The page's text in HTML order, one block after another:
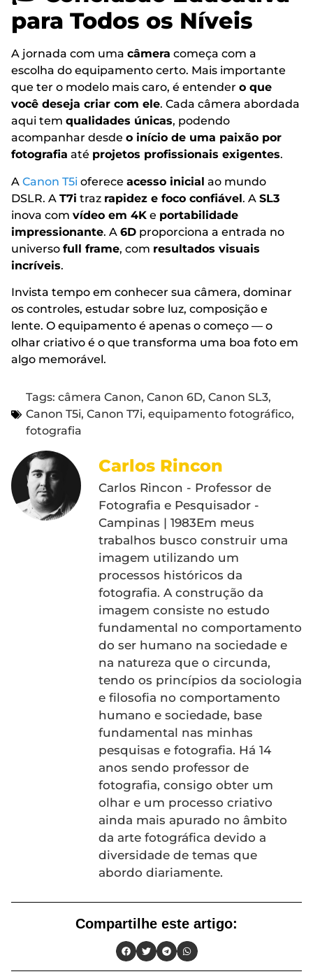
para Todos os Níveis
A jornada com uma câmera começa com a
escolha do equipamento certo. Mais importante
que ter o modelo mais caro, é entender o que
você deseja criar com ele. Cada câmera abordada
aqui tem qualidades únicas, podendo
acompanhar desde o início de uma paixão por
fotografia até projetos profissionais exigentes.
A Canon T5i oferece acesso inicial ao mundo
DSLR. A T7i traz rapidez e foco confiável. A SL3
inova com vídeo em 4K e portabilidade
impressionante. A 6D proporciona a entrada no
universo full frame, com resultados visuais
incríveis.
Invista tempo em conhecer sua câmera, dominar
os controles, estudar sobre luz, composição e
lente. O equipamento é apenas o começo — o
olhar criativo é o que transforma uma boa foto em
algo memorável.
Tags: câmera Canon, Canon 6D, Canon SL3,
Canon T5i, Canon T7i, equipamento fotográfico,
fotografia
Carlos Rincon
Carlos Rincon - Professor de
Fotografia e Pesquisador -
Campinas | 1983Em meus
trabalhos busco construir uma
imagem utilizando um
processos históricos da
fotografia. A construção da
imagem consiste no estudo
fundamental no comportamento
do ser humano na sociedade e
na natureza que o circunda,
tendo os princípios da sociologia
e filosofia no comportamento
humano e sociedade, base
fundamental nas minhas
pesquisas e fotografia. Há 14
anos sendo professor de
fotografia, consigo obter um
olhar e um processo criativo
ainda mais apurado no âmbito
da arte fotográfica devido a
diversidade de temas que
abordo diariamente.
Compartilhe este artigo: